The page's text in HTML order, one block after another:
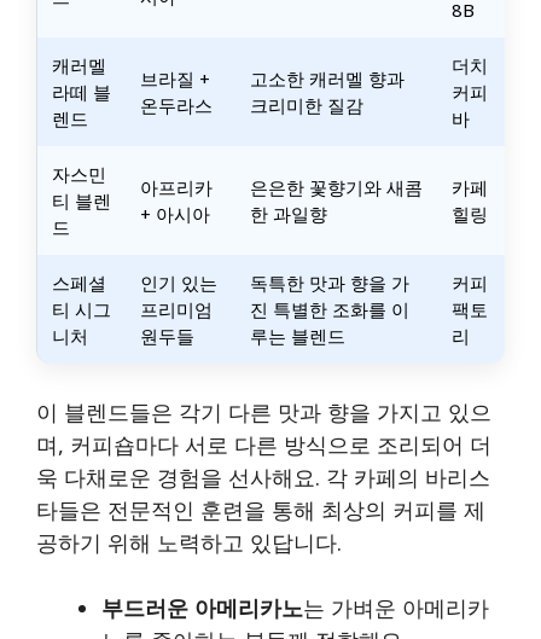
8B
캐러멜
라떼 블
렌드
브라질 +
온두라스
고소한 캐러멜 향과
크리미한 질감
더치
커피
바
자스민
티 블렌
드
아프리카
+ 아시아
은은한 꽃향기와 새콤
한 과일향
카페
힐링
스페셜
티 시그
니처
인기 있는
프리미엄
원두들
독특한 맛과 향을 가
진 특별한 조화를 이
루는 블렌드
커피
팩토
리
이 블렌드들은 각기 다른 맛과 향을 가지고 있으
며, 커피숍마다 서로 다른 방식으로 조리되어 더
욱 다채로운 경험을 선사해요. 각 카페의 바리스
타들은 전문적인 훈련을 통해 최상의 커피를 제
공하기 위해 노력하고 있답니다.
부드러운 아메리카노는 가벼운 아메리카